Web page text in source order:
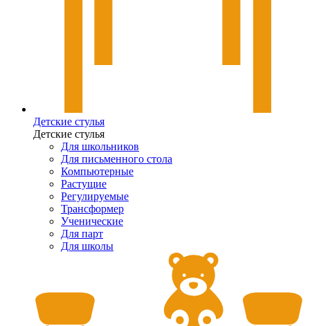
Детские стулья
Детские стулья
Для школьников
Для письменного стола
Компьютерные
Растущие
Регулируемые
Трансформер
Ученические
Для парт
Для школы